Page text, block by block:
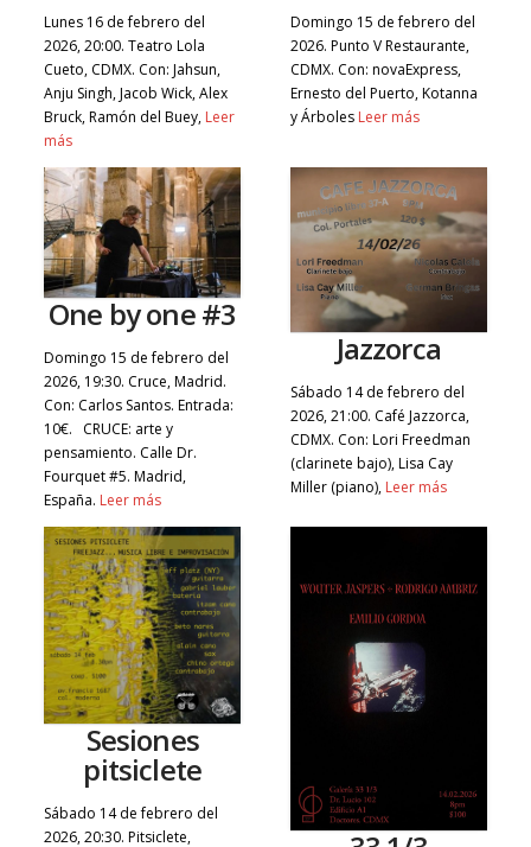
Lunes 16 de febrero del
2026, 20:00. Teatro Lola
Cueto, CDMX. Con: Jahsun,
Anju Singh, Jacob Wick, Alex
Bruck, Ramón del Buey, Leer
más
Domingo 15 de febrero del
2026. Punto V Restaurante,
CDMX. Con: novaExpress,
Ernesto del Puerto, Kotanna
y Árboles Leer más
One by one #3
Domingo 15 de febrero del
2026, 19:30. Cruce, Madrid.
Con: Carlos Santos. Entrada:
10€. CRUCE: arte y
pensamiento. Calle Dr.
Fourquet #5. Madrid,
España. Leer más
Jazzorca
Sábado 14 de febrero del
2026, 21:00. Café Jazzorca,
CDMX. Con: Lori Freedman
(clarinete bajo), Lisa Cay
Miller (piano), Leer más
Sesiones
pitsiclete
Sábado 14 de febrero del
2026, 20:30. Pitsiclete,